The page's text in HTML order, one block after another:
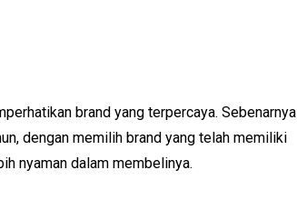
brand yang terpercaya. Sebenarnya
dengan memilih brand yang telah memiliki
nyaman dalam membelinya.